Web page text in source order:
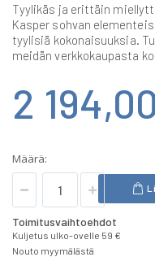
Tyylikäs ja erittäin
Kasper sohvan
tyylisiä kokonaisuuksia.
meidän verkkokaupasta
2
Määrä:
Toimitusvaihtoehdot
Kuljetus ulko-ovelle 59 €
Nouto myymälästä